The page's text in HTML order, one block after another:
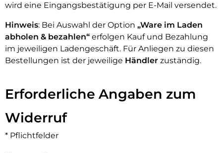
wird eine Eingangsbestätigung per E-Mail versendet.
Hinweis: Bei Auswahl der Option „Ware im Laden
abholen & bezahlen“ erfolgen Kauf und Bezahlung
im jeweiligen Ladengeschäft. Für Anliegen zu diesen
Bestellungen ist der jeweilige Händler zuständig.
Erforderliche Angaben zum
Widerruf
* Pflichtfelder